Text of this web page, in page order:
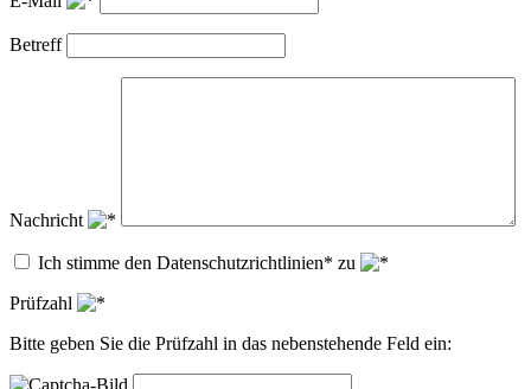
Betreff
Nachricht
Ich stimme den Datenschutzrichtlinien* zu
Prüfzahl
Bitte geben Sie die Prüfzahl in das nebenstehende Feld ein: